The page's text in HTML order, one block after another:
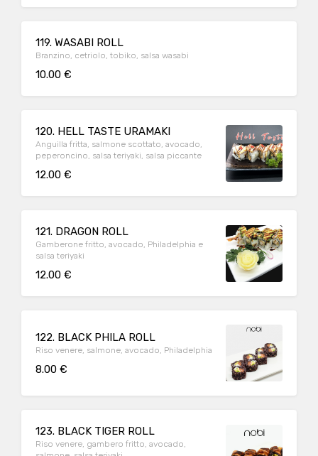
119. WASABI ROLL
Branzino, cetriolo, tobiko, salsa wasabi
10.00 €
120. HELL TASTE URAMAKI
Anguilla fritta, salmone scottato, avocado,
peperoncino, salsa teriyaki, salsa piccante
12.00 €
121. DRAGON ROLL
Gamberone fritto, avocado, Philadelphia e
salsa teriyaki
12.00 €
122. BLACK PHILA ROLL
Riso venere, salmone, avocado, Philadelphia
8.00 €
123. BLACK TIGER ROLL
Riso venere, gambero fritto, avocado,